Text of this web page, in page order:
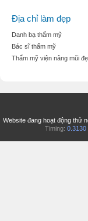
Địa chỉ làm đẹp
Danh bạ thẩm mỹ
Bác sĩ thẩm mỹ
Thẩm mỹ viện nâng mũi
Website đang hoạt động thử
Timing: 0.3130